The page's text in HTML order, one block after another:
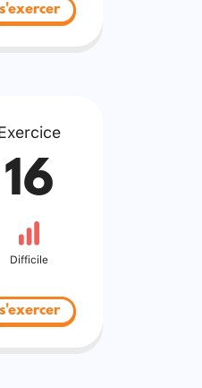
s'exercer
16
Difficile
s'exercer